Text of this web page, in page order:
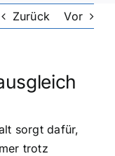
Zurück Vor
sorgt dafür,
trotz